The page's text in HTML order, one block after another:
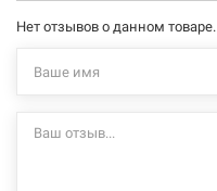
Нет отзывов о данном товаре.